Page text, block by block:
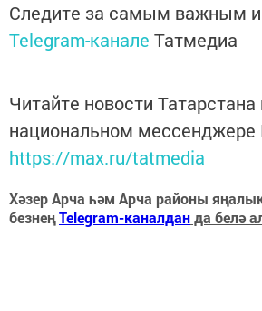
Следите за самым важным
Telegram-канале Татмедиа
Читайте новости Татарстана
национальном мессенджере
https://max.ru/tatmedia
Хәзер Арча һәм Арча районы
безнеңTelegram-каналданда белә